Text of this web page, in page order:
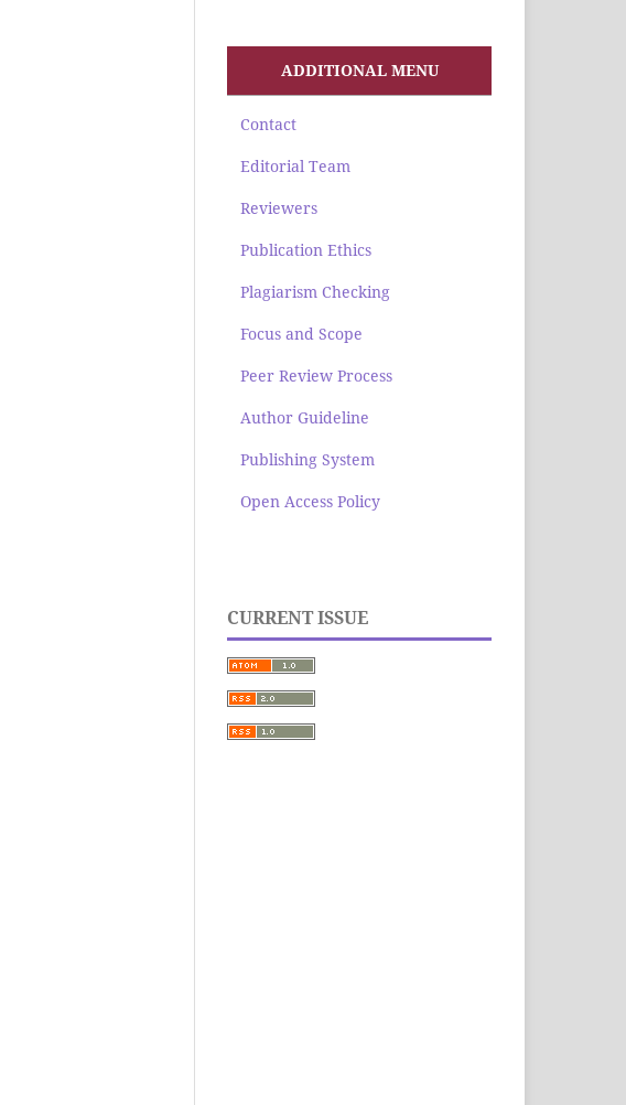
ADDITIONAL MENU
Contact
Editorial Team
Reviewers
Publication Ethics
Plagiarism Checking
Focus and Scope
Peer Review Process
Author Guideline
Publishing System
Open Access Policy
CURRENT ISSUE